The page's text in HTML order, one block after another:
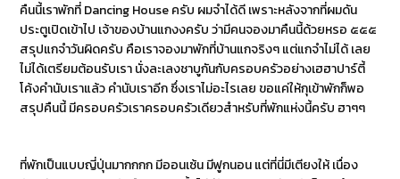
คืนนี้เราพักที่ Dancing House ครับ ผมจำได้ดี เพราะหลังจากที่ผมดัน
ประตูเปิดเข้าไป เจ้าของบ้านแกงงครับ ว่ามีคนจองมาคืนนี้ด้วยหรอ ๕๕๕
สรุปแกจำวันผิดครับ คือเราจองมาพักที่บ้านแกจริงๆ แต่แกจำไม่ได้ เลย
ไม่ได้เตรียมต้อนรับเรา นั่งละเลงชาบูกันกับครอบครัวอย่างเฮฮาปาร์ตี้
โค้งคำนับเราแล้ว คำนับเราอีก ซึ่งเราไม่อะไรเลย ขอแค่ให้กุเข้าพักก็พอ
สรุปคืนนี้ มีครอบครัวเราครอบครัวเดียวสำหรับที่พักแห่งนี้ครับ ฮาๆๆ
ที่พักเป็นแบบญี่ปุ่นมากกกก มีออนเซ้น มีฟูกนอน แต่ที่นี่มีเตียงให้ เนื่อง